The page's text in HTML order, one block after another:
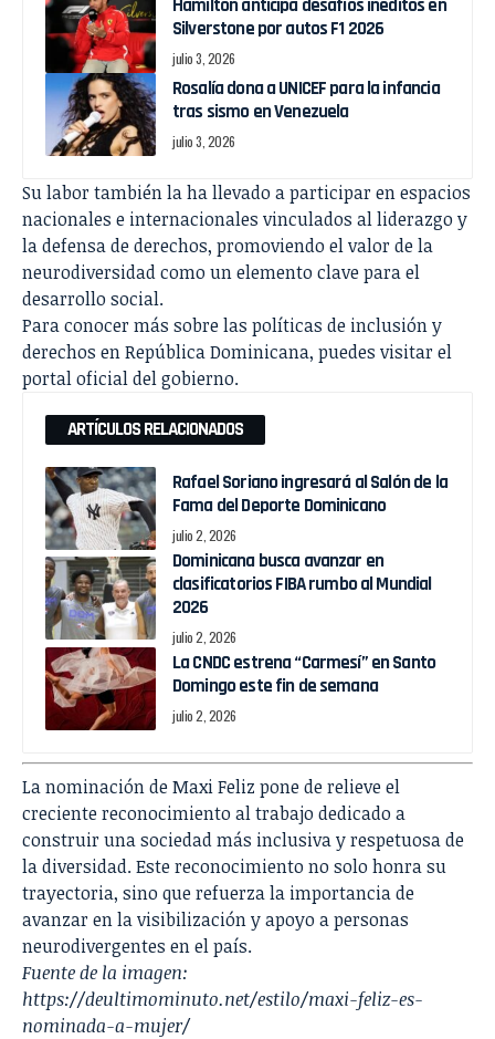
Hamilton anticipa desafíos inéditos en
Silverstone por autos F1 2026
julio 3, 2026
Rosalía dona a UNICEF para la infancia
tras sismo en Venezuela
julio 3, 2026
Su labor también la ha llevado a participar en espacios
nacionales e internacionales vinculados al liderazgo y
la defensa de derechos, promoviendo el valor de la
neurodiversidad como un elemento clave para el
desarrollo social.
Para conocer más sobre las políticas de inclusión y
derechos en República Dominicana, puedes visitar el
portal oficial del gobierno.
ARTÍCULOS RELACIONADOS
Rafael Soriano ingresará al Salón de la
Fama del Deporte Dominicano
julio 2, 2026
Dominicana busca avanzar en
clasificatorios FIBA rumbo al Mundial
2026
julio 2, 2026
La CNDC estrena “Carmesí” en Santo
Domingo este fin de semana
julio 2, 2026
La nominación de Maxi Feliz pone de relieve el
creciente reconocimiento al trabajo dedicado a
construir una sociedad más inclusiva y respetuosa de
la diversidad. Este reconocimiento no solo honra su
trayectoria, sino que refuerza la importancia de
avanzar en la visibilización y apoyo a personas
neurodivergentes en el país.
Fuente de la imagen:
https://deultimominuto.net/estilo/maxi-feliz-es-
nominada-a-mujer/